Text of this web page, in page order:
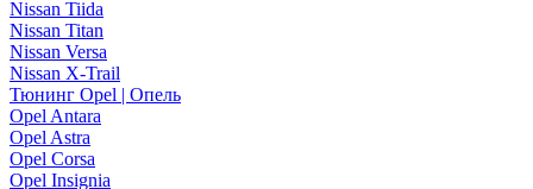
Nissan Tiida
Nissan Titan
Nissan Versa
Nissan X-Trail
Тюнинг Opel | Опель
Opel Antara
Opel Astra
Opel Corsa
Opel Insignia